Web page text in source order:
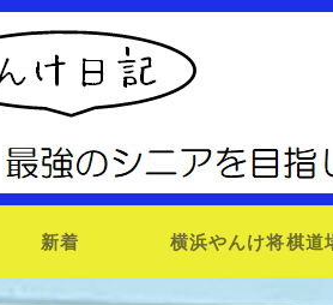
新着 横浜やんけ将棋道